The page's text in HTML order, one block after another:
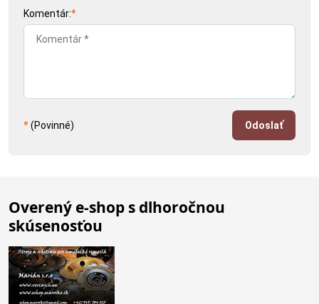
Komentár:*
*(Povinné) Odoslať
Overený e-shop s dlhoročnou
skúsenosťou